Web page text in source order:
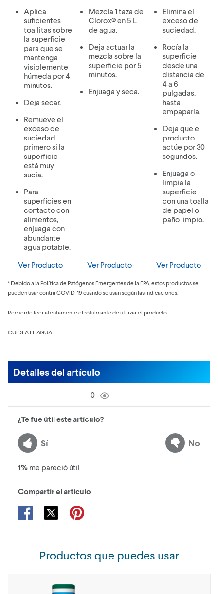
Aplica
suficientes
toallitas sobre
la superficie
para que se
mantenga
visiblemente
húmeda por 4
minutos.
Deja secar.
Remueve el
exceso de
suciedad
primero si la
superficie
está muy
sucia.
Para
superficies en
contacto con
alimentos,
enjuaga con
abundante
agua potable.
Mezcla 1 taza de
Clorox® en 5 L
de agua.
Deja actuar la
mezcla sobre la
superficie por 5
minutos.
Enjuaga y seca.
Elimina el
exceso de
suciedad.
Rocía la
superficie
desde una
distancia de
4 a 6
pulgadas,
hasta
empaparla.
Deja que el
producto
actúe por 30
segundos.
Enjuaga o
limpia la
superficie
con una toalla
de papel o
paño limpio.
Ver Producto Ver Producto Ver Producto
* Debido a la Política de Patógenos Emergentes de la EPA, estos productos se
pueden usar contra COVID-19 cuando se usan según las indicaciones.
Recuerde leer atentamente el rótulo ante de utilizar el producto.
CUIDEA EL AGUA.
Detalles del artículo
0
¿Te fue útil este artículo?
Sí No
1% me pareció útil
Compartir el artículo
Productos que puedes usar